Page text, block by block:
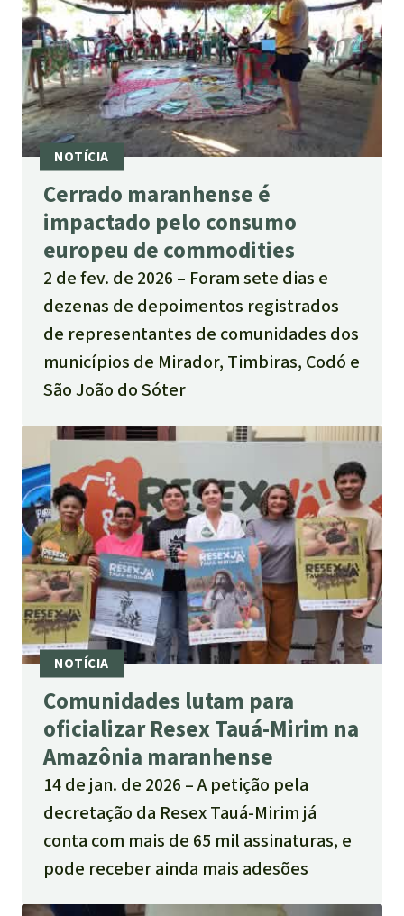
Cerrado maranhense é
impactado pelo consumo
europeu de commodities
2 de fev. de 2026
Foram sete dias e
dezenas de depoimentos registrados
de representantes de comunidades dos
municípios de Mirador, Timbiras, Codó e
São João do Sóter
Comunidades lutam para
oficializar Resex Tauá-Mirim na
Amazônia maranhense
14 de jan. de 2026
A petição pela
decretação da Resex Tauá-Mirim já
conta com mais de 65 mil assinaturas, e
pode receber ainda mais adesões